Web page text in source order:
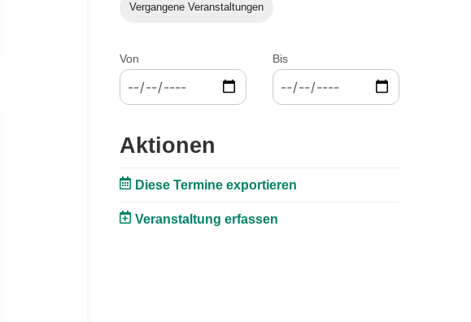
Vergangene Veranstaltungen
Von Bis
Aktionen
Diese Termine exportieren
Veranstaltung erfassen